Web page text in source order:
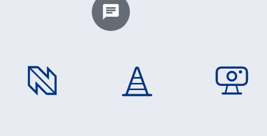
Chatbot laden?